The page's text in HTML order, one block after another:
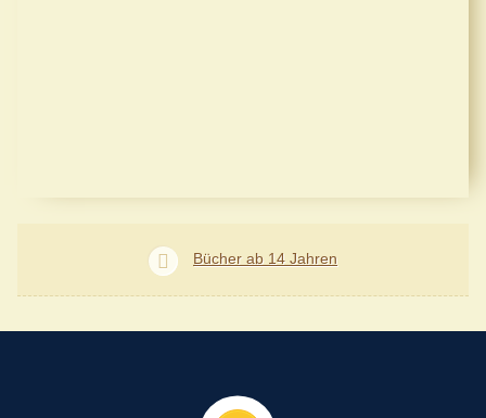
Bücher ab 14 Jahren